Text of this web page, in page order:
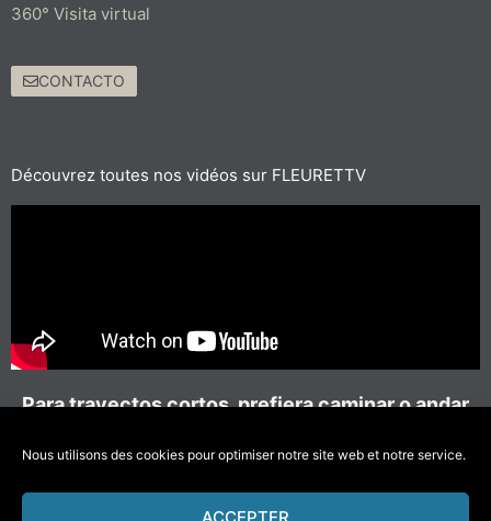
Nous utilisons des cookies pour optimiser notre site web et notre service.
ACCEPTER
360° Visita virtual
CONTACTO
Découvrez toutes nos vidéos sur FLEURETTV
Para trayectos cortos, prefiera caminar o andar
#MoverseMenosContaminar